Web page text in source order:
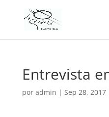
Entrevista
por admin | Sep 28, 2017